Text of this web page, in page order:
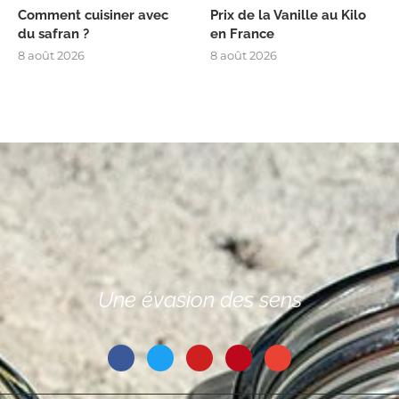
Comment cuisiner avec
du safran ?
8 août 2026
Prix de la Vanille au Kilo
en France
8 août 2026
Une évasion des sens